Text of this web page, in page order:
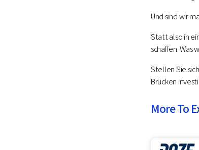
Und sind wir
Statt also in
schaffen.
Stellen Sie
Brücken
More To